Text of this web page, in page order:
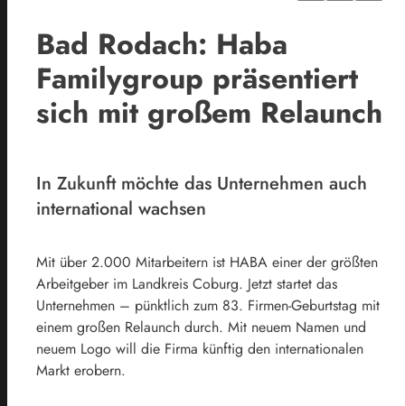
Bad Rodach: Haba
Familygroup präsentiert
sich mit großem Relaunch
In Zukunft möchte das Unternehmen auch
international wachsen
Mit über 2.000 Mitarbeitern ist HABA einer der größten
Arbeitgeber im Landkreis Coburg. Jetzt startet das
Unternehmen – pünktlich zum 83. Firmen-Geburtstag mit
einem großen Relaunch durch. Mit neuem Namen und
neuem Logo will die Firma künftig den internationalen
Markt erobern.